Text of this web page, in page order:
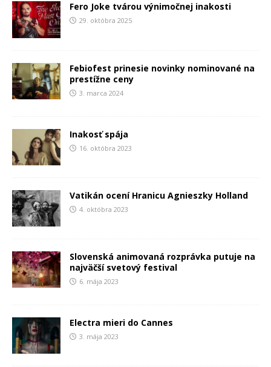
Fero Joke tvárou výnimočnej inakosti
29. októbra 2025
Febiofest prinesie novinky nominované na
prestížne ceny
3. marca 2024
Inakosť spája
16. októbra 2023
Vatikán ocení Hranicu Agnieszky Holland
4. októbra 2023
Slovenská animovaná rozprávka putuje na
najväčší svetový festival
6. mája 2023
Electra mieri do Cannes
3. mája 2023